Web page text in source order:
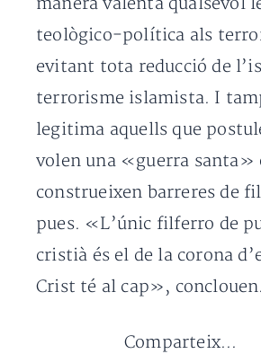
teològico-política als
evitant tota reducció de
terrorisme islamista. I
legitima aquells que
volen una «guerra santa»
construeixen barreres de
pues. «L’únic filferro de
cristià és el de la corona
Crist té al cap», conclouen.
Comparteix...